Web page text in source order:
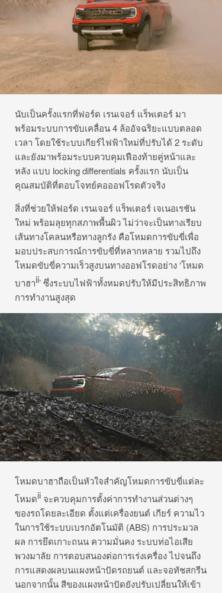
นับเป็นครั้งแรกที่ฟอร์ด เรนเจอร์ แร็พเตอร์ มา
พร้อมระบบการขับเคลื่อน 4 ล้ออัจฉริยะแบบตลอด
เวลา โดยใช้ระบบเกียร์ไฟฟ้าใหม่ที่ปรับได้ 2 ระดับ
และยังมาพร้อมระบบควบคุมเฟืองท้ายคู่หน้าและ
หลัง แบบ locking differentials ครั้งแรก นับเป็น
คุณสมบัติที่ตอบโจทย์คอออฟโรดตัวจริง
สิ่งที่ช่วยให้ฟอร์ด เรนเจอร์ แร็พเตอร์ เจเนอเรชัน
ใหม่ พร้อมลุยทุกสภาพพื้นผิว ไม่ว่าจะเป็นทางเรียบ
เส้นทางโคลนหรือทางลูกรัง คือโหมดการขับขี่เพื่อ
มอบประสบการณ์การขับขี่ที่หลากหลาย รวมไปถึง
โหมดขับขี่ความเร็วสูงบนทางออฟโรดอย่าง ‘โหมด
บาฮาii’ ซึ่งระบบไฟฟ้าทั้งหมดปรับให้มีประสิทธิภาพ
การทำงานสูงสุด
โหมดบาฮาถือเป็นหัวใจสำคัญโหมดการขับขี่แต่ละ
โหมดii จะควบคุมการตั้งค่าการทำงานส่วนต่างๆ
ของรถโดยละเอียด ตั้งแต่เครื่องยนต์ เกียร์ ความไว
ในการใช้ระบบเบรกอัตโนมัติ (ABS) การประมวล
ผล การยึดเกาะถนน ความมั่นคง ระบบท่อไอเสีย
พวงมาลัย การตอบสนองต่อการเร่งเครื่อง ไปจนถึง
การแสดงผลบนแผงหน้าปัดรถยนต์ และจอทัชสกรีน
นอกจากนั้น สีของแผงหน้าปัดยังปรับเปลี่ยนให้เข้า